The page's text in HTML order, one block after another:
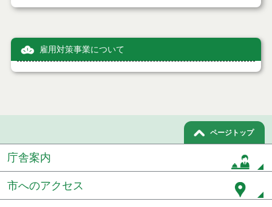
雇用対策事業について
ページトップ
庁舎案内
市へのアクセス